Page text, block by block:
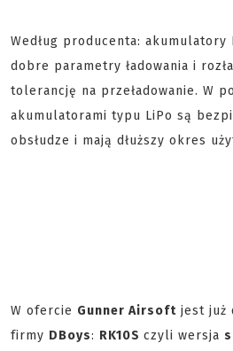
Według producenta: akumulatory
dobre parametry ładowania i
tolerancję na przeładowanie. W
akumulatorami typu LiPo są
obsłudze i mają dłuższy okres
W ofercie Gunner Airsoft jest już
firmy DBoys: RK10S czyli wersja